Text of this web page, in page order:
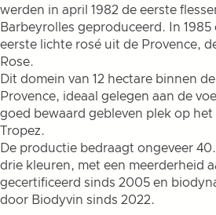
werden in april 1982 de eerste
Barbeyrolles geproduceerd. In 1985
eerste lichte rosé uit de Provence,
Rose.
Dit domein van 12 hectare binnen
Provence, ideaal gelegen aan de
goed bewaard gebleven plek op
Tropez.
De productie bedraagt ongeveer
drie kleuren, met een meerderheid
gecertificeerd sinds 2005 en
door Biodyvin sinds 2022.